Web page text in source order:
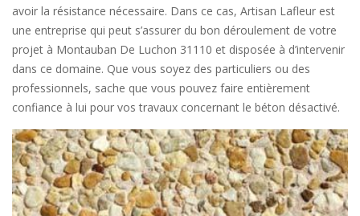
avoir la résistance nécessaire. Dans ce cas, Artisan Lafleur est
une entreprise qui peut s’assurer du bon déroulement de votre
projet à Montauban De Luchon 31110 et disposée à d’intervenir
dans ce domaine. Que vous soyez des particuliers ou des
professionnels, sache que vous pouvez faire entièrement
confiance à lui pour vos travaux concernant le béton désactivé.